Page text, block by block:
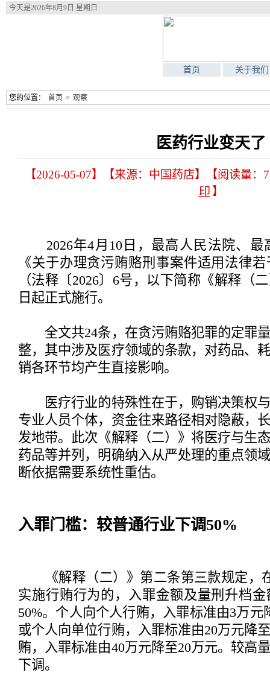
今天是2026年8月9日 星期日
首页 关于我们
您的位置： 首页 > 观察
医药行业变天了
【2026-05-07】【来源：中国药店】【阅读量：
印 】
2026年4月10日，最高人民法院、最
《关于办理贪污贿赂刑事案件适用法律
（法释〔2026〕6号，以下简称《解释（
日起正式施行。
全文共24条，在贪污贿赂犯罪的定罪
整，其中涉及医疗领域的条款，对药品、
销各环节均产生直接影响。
医疗行业的特殊性在于，购销决策权与
专业人员个体，资金往来路径相对隐蔽，
发地带。此次《解释（二）》将医疗与生
药品等并列，明确纳入从严处理的重点领
断依据需要系统性重估。
入罪门槛：较普通行业下调50%
《解释（二）》第二条第三款规定，
实施行贿行为的，入罪金额及量刑升档
50%。个人向个人行贿，入罪标准由3万
或个人向单位行贿，入罪标准由20万元降
贿，入罪标准由40万元降至20万元。较高
下调。